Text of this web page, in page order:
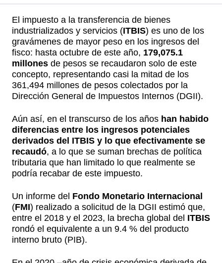
El impuesto a la transferencia de bienes
industrializados y servicios (ITBIS) es uno de los
gravámenes de mayor peso en los ingresos del
fisco: hasta octubre de este año, 179,075.1
millones de pesos se recaudaron solo de este
concepto, representando casi la mitad de los
361,494 millones de pesos colectados por la
Dirección General de Impuestos Internos (DGII).
Aún así, en el transcurso de los años han habido
diferencias entre los ingresos potenciales
derivados del ITBIS y lo que efectivamente se
recaudó, a lo que se suman brechas de política
tributaria que han limitado lo que realmente se
podría recabar de este impuesto.
Un informe del Fondo Monetario Internacional
(FMI) realizado a solicitud de la DGII estimó que,
entre el 2018 y el 2023, la brecha global del ITBIS
rondó el equivalente a un 9.4 % del producto
interno bruto (PIB).